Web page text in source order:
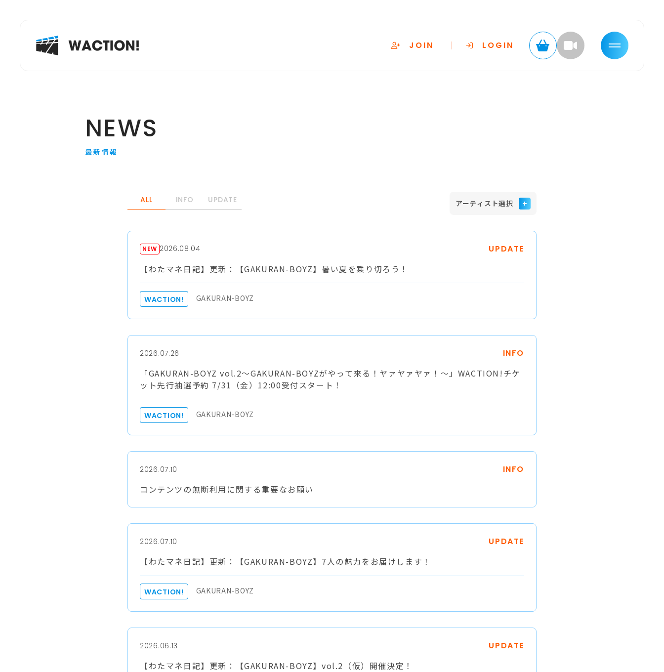
JOIN LOGIN
NEWS
最新情報
ALL INFO UPDATE アーティスト選択
UPDATE
NEW 2026.08.04
【わたマネ日記】更新：【GAKURAN-BOYZ】暑い夏を乗り切ろう！
WACTION! GAKURAN-BOYZ
INFO
2026.07.26
「GAKURAN-BOYZ vol.2～GAKURAN-BOYZがやって来る！ヤァヤァヤァ！～」WACTION!チケ
ット先行抽選予約 7/31（金）12:00受付スタート！
WACTION! GAKURAN-BOYZ
INFO
2026.07.10
コンテンツの無断利用に関する重要なお願い
UPDATE
2026.07.10
【わたマネ日記】更新：【GAKURAN-BOYZ】7人の魅力をお届けします！
WACTION! GAKURAN-BOYZ
UPDATE
2026.06.13
【わたマネ日記】更新：【GAKURAN-BOYZ】vol.2（仮）開催決定！